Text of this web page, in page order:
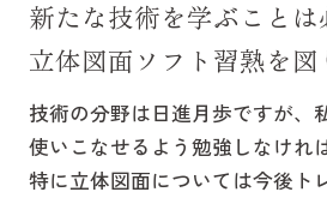
新たな技術を学ぶことは
立体図面ソフト習熟を図
技術の分野は日進月歩ですが、
使いこなせるよう勉強しなけれ
特に立体図面については今後ト